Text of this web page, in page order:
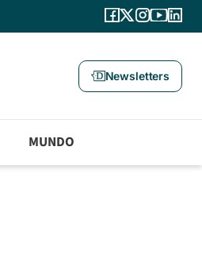
Newsletters
MUNDO